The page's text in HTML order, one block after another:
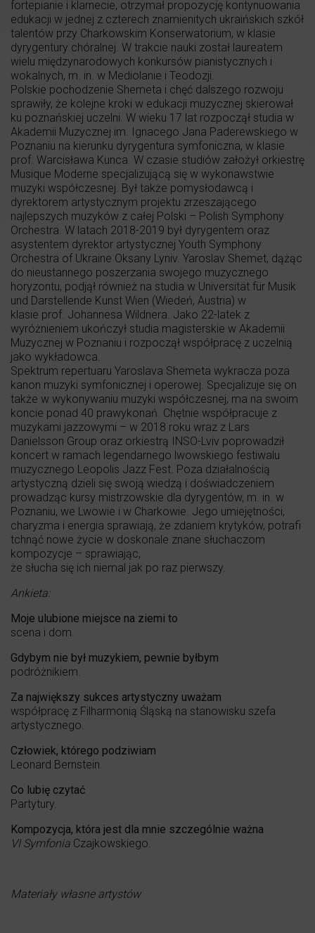
fortepianie i klarnecie, otrzymał propozycję kontynuowania
edukacji w jednej z czterech znamienitych ukraińskich szkół
talentów przy Charkowskim Konserwatorium, w klasie
dyrygentury chóralnej. W trakcie nauki został laureatem
wielu międzynarodowych konkursów pianistycznych i
wokalnych, m. in. w Mediolanie i Teodozji.
Polskie pochodzenie Shemeta i chęć dalszego rozwoju
sprawiły, że kolejne kroki w edukacji muzycznej skierował
ku poznańskiej uczelni. W wieku 17 lat rozpoczął studia w
Akademii Muzycznej im. Ignacego Jana Paderewskiego w
Poznaniu na kierunku dyrygentura symfoniczna, w klasie
prof. Warcisława Kunca. W czasie studiów założył orkiestrę
Musique Moderne specjalizującą się w wykonawstwie
muzyki współczesnej. Był także pomysłodawcą i
dyrektorem artystycznym projektu zrzeszającego
najlepszych muzyków z całej Polski – Polish Symphony
Orchestra. W latach 2018-2019 był dyrygentem oraz
asystentem dyrektor artystycznej Youth Symphony
Orchestra of Ukraine Oksany Lyniv. Yaroslav Shemet, dążąc
do nieustannego poszerzania swojego muzycznego
horyzontu, podjął również na studia w Universität für Musik
und Darstellende Kunst Wien (Wiedeń, Austria) w
klasie prof. Johannesa Wildnera. Jako 22-latek z
wyróżnieniem ukończył studia magisterskie w Akademii
Muzycznej w Poznaniu i rozpoczął współpracę z uczelnią
jako wykładowca.
Spektrum repertuaru Yaroslava Shemeta wykracza poza
kanon muzyki symfonicznej i operowej. Specjalizuje się on
także w wykonywaniu muzyki współczesnej, ma na swoim
koncie ponad 40 prawykonań. Chętnie współpracuje z
muzykami jazzowymi – w 2018 roku wraz z Lars
Danielsson Group oraz orkiestrą INSO-Lviv poprowadził
koncert w ramach legendarnego lwowskiego festiwalu
muzycznego Leopolis Jazz Fest. Poza działalnością
artystyczną dzieli się swoją wiedzą i doświadczeniem
prowadząc kursy mistrzowskie dla dyrygentów, m. in. w
Poznaniu, we Lwowie i w Charkowie. Jego umiejętności,
charyzma i energia sprawiają, że zdaniem krytyków, potrafi
tchnąć nowe życie w doskonale znane słuchaczom
kompozycje – sprawiając,
że słucha się ich niemal jak po raz pierwszy.
Ankieta:
Moje ulubione miejsce na ziemi to
scena i dom.
Gdybym nie był muzykiem, pewnie byłbym
podróżnikiem.
Za największy sukces artystyczny uważam
współpracę z Filharmonią Śląską na stanowisku szefa
artystycznego.
Człowiek, którego podziwiam
Leonard Bernstein.
Co lubię czytać
Partytury.
Kompozycja, która jest dla mnie szczególnie ważna
VI Symfonia Czajkowskiego.
Materiały własne artystów